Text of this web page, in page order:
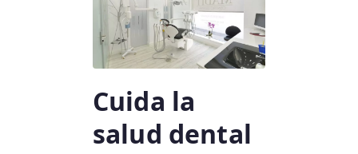
Cuida la
salud dental